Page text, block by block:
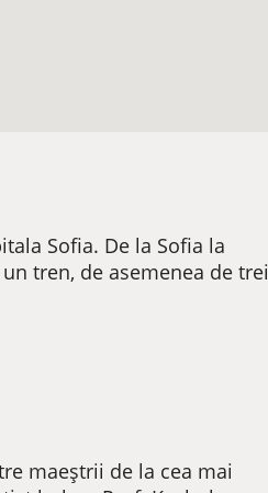
Sofia. De la Sofia la
tren, de asemenea de trei
maeștrii de la cea mai